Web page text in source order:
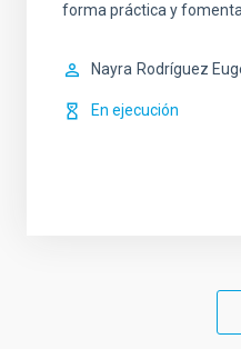
forma práctica y
Nayra Rodríguez
En ejecución